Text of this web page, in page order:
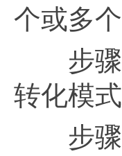
个或多
步骤3
转化模
步骤4